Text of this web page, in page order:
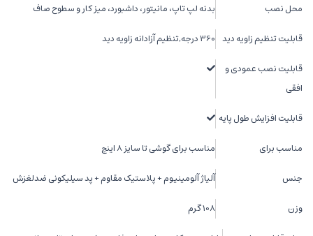
محل نصب بدنه لپ تاپ، مانیتور، داشبورد، میز کار و سطوح صاف
قابلیت تنظیم زاویه دید 360 درجه,تنظیم آزادانه زاویه دید
قابلیت نصب عمودی و
افقی
قابلیت افزایش طول پایه
مناسب برای مناسب برای گوشی تا سایز 8 اینچ
جنس آلیاژ آلومینیوم + پلاستیک مقاوم + پد سیلیکونی ضدلغزش
وزن 108 گرم